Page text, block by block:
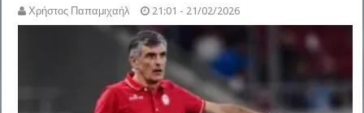
Χρήστος Παπαμιχαήλ 21:01 - 21/02/2026